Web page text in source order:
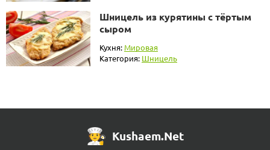
Шницель из курятины с тёртым
сыром
Кухня: Мировая
Категория: Шницель
Kushaem.Net